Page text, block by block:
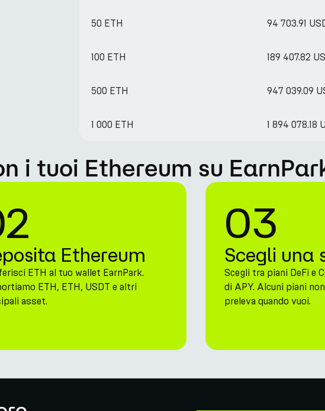
50 ETH 94 703.91
100 ETH 189 407.82
500 ETH 947 039.09
1 000 ETH 1 894 078.18
i tuoi Ethereum su
Ethereum
ETH al tuo wallet EarnPark.
ETH, ETH, USDT e altri
asset.
03
Scegli una
Scegli tra piani DeFi e
di APY. Alcuni piani
preleva quando vuoi.